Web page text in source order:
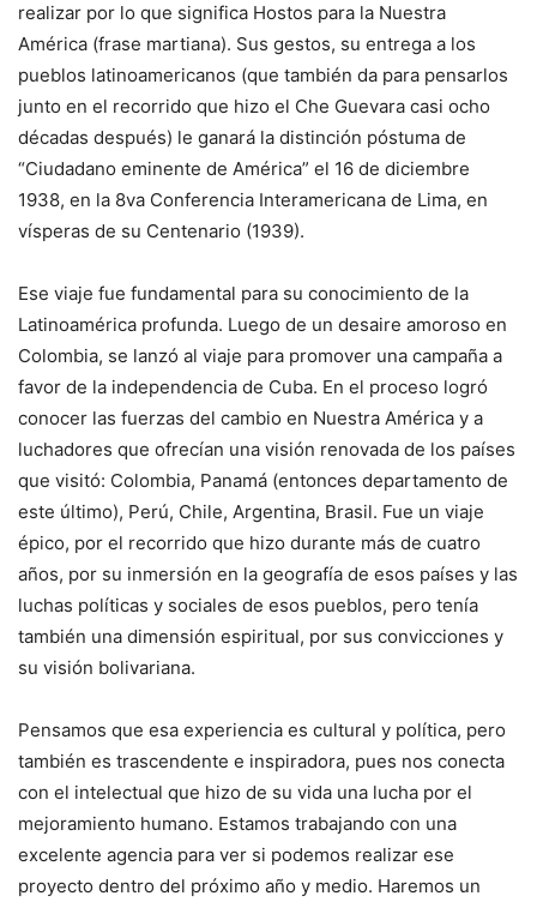
realizar por lo que significa Hostos para la Nuestra
América (frase martiana). Sus gestos, su entrega a los
pueblos latinoamericanos (que también da para pensarlos
junto en el recorrido que hizo el Che Guevara casi ocho
décadas después) le ganará la distinción póstuma de
“Ciudadano eminente de América” el 16 de diciembre
1938, en la 8va Conferencia Interamericana de Lima, en
vísperas de su Centenario (1939).
Ese viaje fue fundamental para su conocimiento de la
Latinoamérica profunda. Luego de un desaire amoroso en
Colombia, se lanzó al viaje para promover una campaña a
favor de la independencia de Cuba. En el proceso logró
conocer las fuerzas del cambio en Nuestra América y a
luchadores que ofrecían una visión renovada de los países
que visitó: Colombia, Panamá (entonces departamento de
este último), Perú, Chile, Argentina, Brasil. Fue un viaje
épico, por el recorrido que hizo durante más de cuatro
años, por su inmersión en la geografía de esos países y las
luchas políticas y sociales de esos pueblos, pero tenía
también una dimensión espiritual, por sus convicciones y
su visión bolivariana.
Pensamos que esa experiencia es cultural y política, pero
también es trascendente e inspiradora, pues nos conecta
con el intelectual que hizo de su vida una lucha por el
mejoramiento humano. Estamos trabajando con una
excelente agencia para ver si podemos realizar ese
proyecto dentro del próximo año y medio. Haremos un